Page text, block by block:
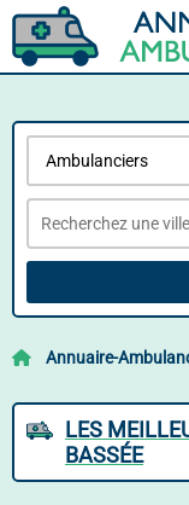
Annuaire-
LES
BASSÉE